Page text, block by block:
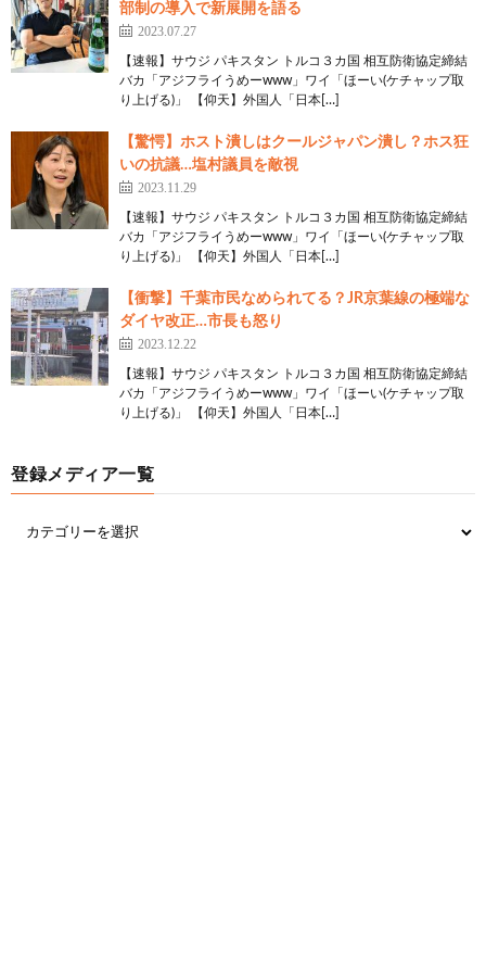
部制の導入で新展開を語る
2023.07.27
【速報】サウジ パキスタン トルコ３カ国 相互防衛協定締結
バカ「アジフライうめーwww」ワイ「ほーい(ケチャップ取
り上げる)」 【仰天】外国人「日本[…]
【驚愕】ホスト潰しはクールジャパン潰し？ホス狂
いの抗議…塩村議員を敵視
2023.11.29
【速報】サウジ パキスタン トルコ３カ国 相互防衛協定締結
バカ「アジフライうめーwww」ワイ「ほーい(ケチャップ取
り上げる)」 【仰天】外国人「日本[…]
【衝撃】千葉市民なめられてる？JR京葉線の極端な
ダイヤ改正…市長も怒り
2023.12.22
【速報】サウジ パキスタン トルコ３カ国 相互防衛協定締結
バカ「アジフライうめーwww」ワイ「ほーい(ケチャップ取
り上げる)」 【仰天】外国人「日本[…]
登録メディア一覧